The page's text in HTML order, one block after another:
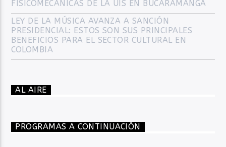
FISICOMECÁNICAS DE LA UIS EN BUCARAMANGA
LEY DE LA MÚSICA AVANZA A SANCIÓN
PRESIDENCIAL: ESTOS SON SUS PRINCIPALES
BENEFICIOS PARA EL SECTOR CULTURAL EN
COLOMBIA
AL AIRE
PROGRAMAS A CONTINUACIÓN